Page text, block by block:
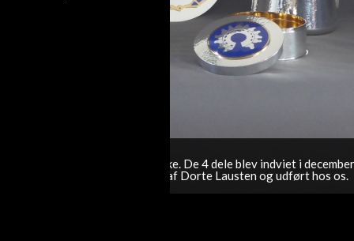
Ny-produceret
Det eneste vi havde at gå